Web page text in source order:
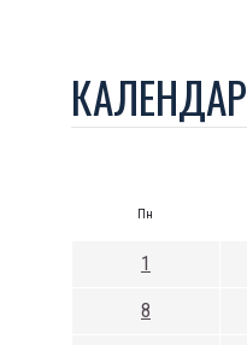
КАЛЕНДАР
Пн
1
8